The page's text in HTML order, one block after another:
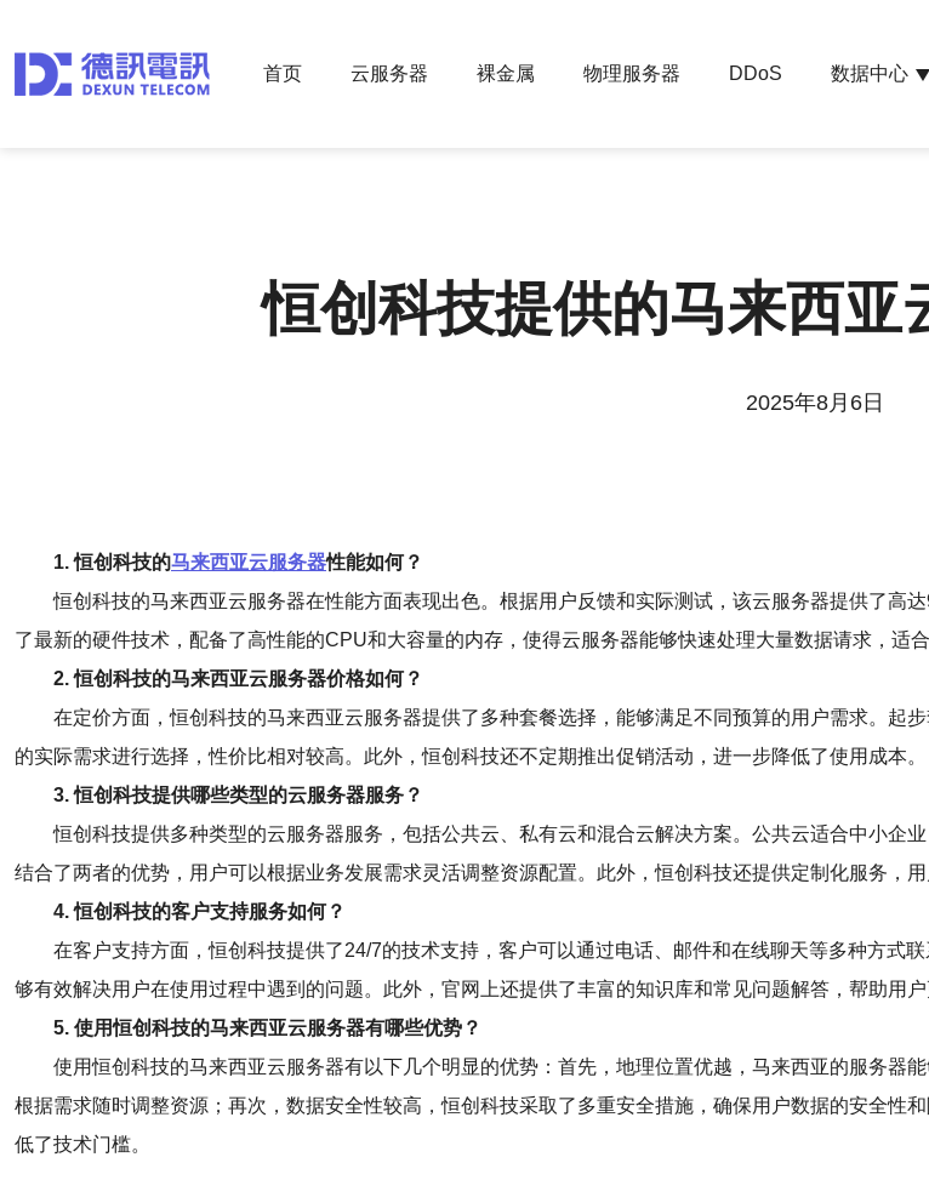
首页 云服务器 裸金属 物理服务器 DDoS 数据中心
恒创科技提供的马来西亚
2025年8月6日
1. 恒创科技的马来西亚云服务器性能如何？
恒创科技的马来西亚云服务器在性能方面表现出色。根据用户反馈和实际测试，该云服务器提供了高
了最新的硬件技术，配备了高性能的CPU和大容量的内存，使得云服务器能够快速处理大量数据请求，适
2. 恒创科技的马来西亚云服务器价格如何？
在定价方面，恒创科技的马来西亚云服务器提供了多种套餐选择，能够满足不同预算的用户需求。起
的实际需求进行选择，性价比相对较高。此外，恒创科技还不定期推出促销活动，进一步降低了使用成本。
3. 恒创科技提供哪些类型的云服务器服务？
恒创科技提供多种类型的云服务器服务，包括公共云、私有云和混合云解决方案。公共云适合中小企
结合了两者的优势，用户可以根据业务发展需求灵活调整资源配置。此外，恒创科技还提供定制化服务，用
4. 恒创科技的客户支持服务如何？
在客户支持方面，恒创科技提供了24/7的技术支持，客户可以通过电话、邮件和在线聊天等多种方式
够有效解决用户在使用过程中遇到的问题。此外，官网上还提供了丰富的知识库和常见问题解答，帮助用
5. 使用恒创科技的马来西亚云服务器有哪些优势？
使用恒创科技的马来西亚云服务器有以下几个明显的优势：首先，地理位置优越，马来西亚的服务器
根据需求随时调整资源；再次，数据安全性较高，恒创科技采取了多重安全措施，确保用户数据的安全性
低了技术门槛。